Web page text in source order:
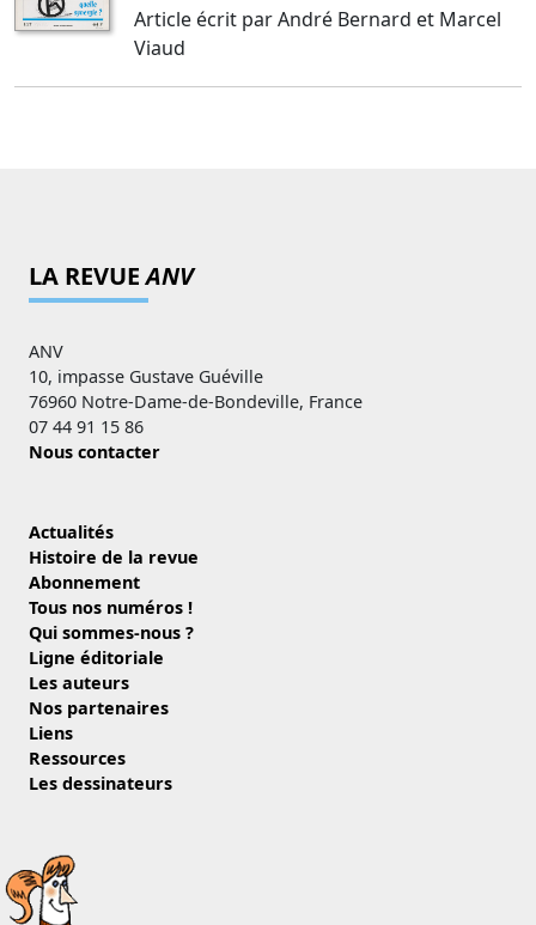
Article écrit par André Bernard et Marcel
Viaud
LA REVUEANV
ANV
10, impasse Gustave Guéville
76960 Notre-Dame-de-Bondeville, France
07 44 91 15 86
Nous contacter
Actualités
Histoire de la revue
Abonnement
Tous nos numéros !
Qui sommes-nous ?
Ligne éditoriale
Les auteurs
Nos partenaires
Liens
Ressources
Les dessinateurs